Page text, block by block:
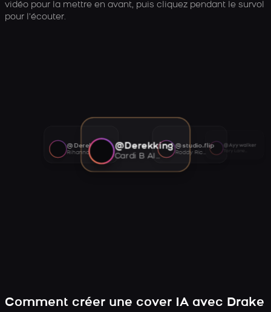
vidéo pour la mettre en avant, puis cliquez pendant le survol
pour l’écouter.
@Derekking
Cardi B AI voice
@studio.flip
Roddy Ricch AI voice
@Ayywalker
@Derekking
Rihanna AI voice
Comment créer une cover IA avec Drake